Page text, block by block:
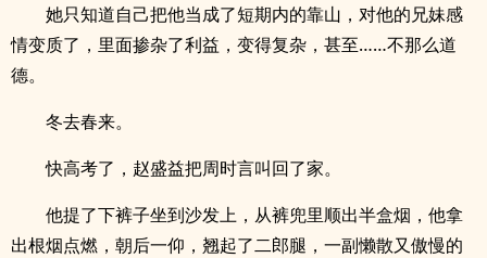
她只知道自己把他当成了短期内的靠山，对他的兄妹感
情变质了，里面掺杂了利益，变得复杂，甚至……不那么道
德。
冬去春来。
快高考了，赵盛益把周时言叫回了家。
他提了下裤子坐到沙发上，从裤兜里顺出半盒烟，他拿
出根烟点燃，朝后一仰，翘起了二郎腿，一副懒散又傲慢的